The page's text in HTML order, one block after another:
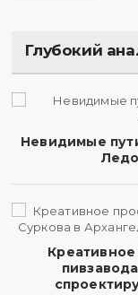
Глубокий
Невидимые